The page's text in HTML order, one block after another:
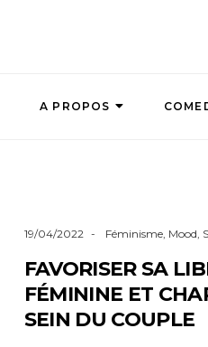
A PROPOS
19/04/2022 Féminisme, Mood
FAVORISER SA
FÉMININE ET
SEIN DU COUPLE